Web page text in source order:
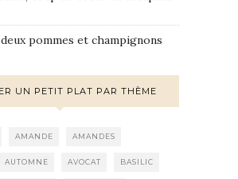
pommes et champignons
UN PETIT PLAT PAR THÈME
AMANDE AMANDES
AUTOMNE AVOCAT BASILIC